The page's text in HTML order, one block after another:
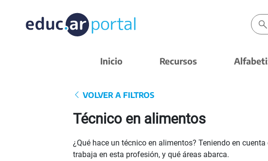
Inicio Recursos
VOLVER A FILTROS
Técnico en alimentos
¿Qué hace un técnico en alimentos? Teniendo en
trabaja en esta profesión, y qué áreas abarca.